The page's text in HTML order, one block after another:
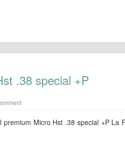
.38 special +P
Micro Hst .38 special +P La